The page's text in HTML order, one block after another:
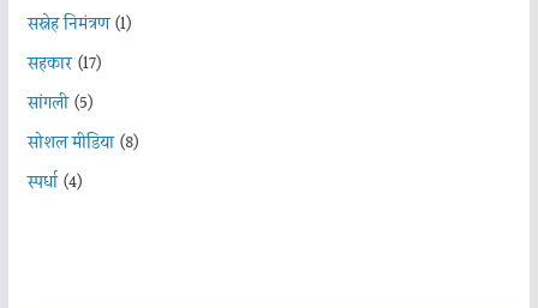
सस्नेह निमंत्रण(1)
सहकार(17)
सांगली(5)
सोशल मीडिया(8)
स्पर्धा(4)